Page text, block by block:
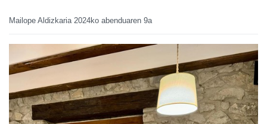
Mailope Aldizkaria 2024ko abenduaren 9a